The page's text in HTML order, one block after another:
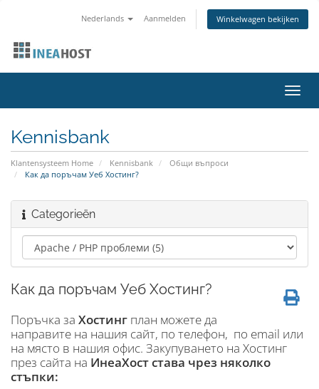
Nederlands Aanmelden Winkelwagen bekijken
in-/
Kennisbank
Klantensysteem Home Kennisbank
Общи въпроси
Как да поръчам Уеб Хостинг?
Categorieën
Как да поръчам Уеб Хостинг?
Поръчка за Хостинг план можете да
направите на нашия сайт, по телефон, по email или
на място в нашия офис. Закупуването на Хостинг
през сайта на ИнеаХостстава чрез няколко
стъпки: